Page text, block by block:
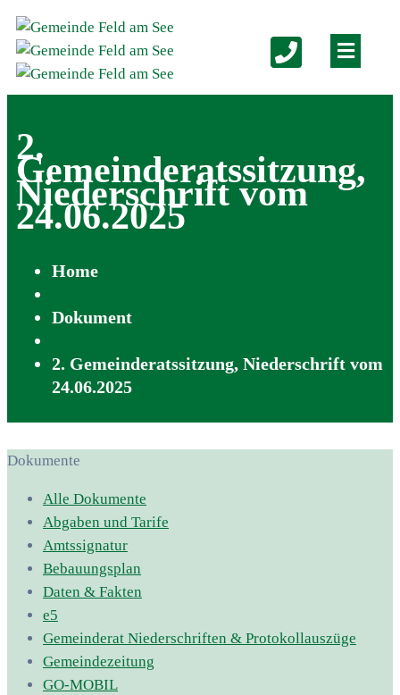
2.
Gemeinderatssitzung,
Niederschrift vom
24.06.2025
Home
Dokument
2. Gemeinderatssitzung, Niederschrift vom
24.06.2025
Dokumente
Alle Dokumente
Abgaben und Tarife
Amtssignatur
Bebauungsplan
Daten & Fakten
e5
Gemeinderat Niederschriften & Protokollauszüge
Gemeindezeitung
GO-MOBIL